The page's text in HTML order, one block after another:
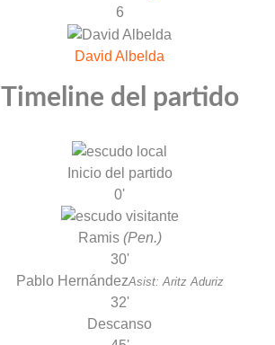
6
David Albelda
Timeline del partido
Inicio del partido
0'
Ramis (Pen.)
30'
Pablo HernándezAsist: Aritz Aduriz
32'
Descanso